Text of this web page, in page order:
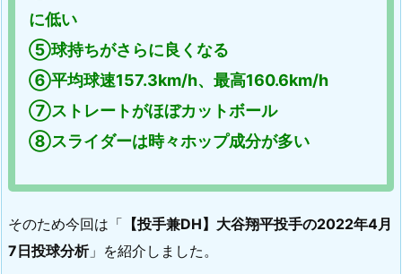
に低い
⑤球持ちがさらに良くなる
⑥平均球速157.3km/h、最高160.6km/h
⑦ストレートがほぼカットボール
⑧スライダーは時々ホップ成分が多い
そのため今回は「 【投手兼DH】大谷翔平投手の2022年4月
7日投球分析」を紹介しました。